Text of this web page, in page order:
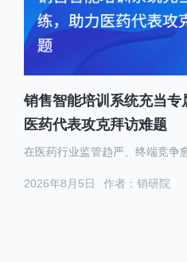
销售智能培训系统充当专
医药代表攻克拜访难题
作者：销研院
2026年8月5日
在医药行业监管趋严、终端竞争